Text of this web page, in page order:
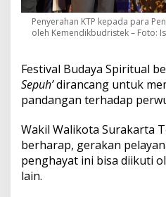
k
Penyerahan KTP kepada para
oleh Kemendikbudristek – Foto:
Festival Budaya Spiritual
Sepuh’dirancang untuk
pandangan terhadap
Wakil Walikota Surakarta
berharap, gerakan
penghayat ini bisa diikuti
lain.